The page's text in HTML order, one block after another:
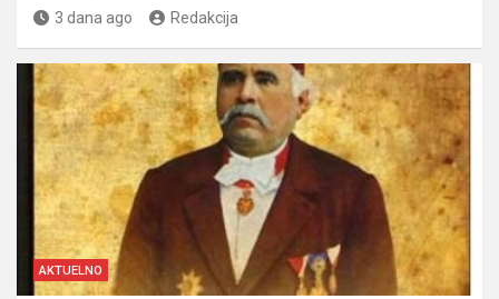
3 dana ago Redakcija
AKTUELNO